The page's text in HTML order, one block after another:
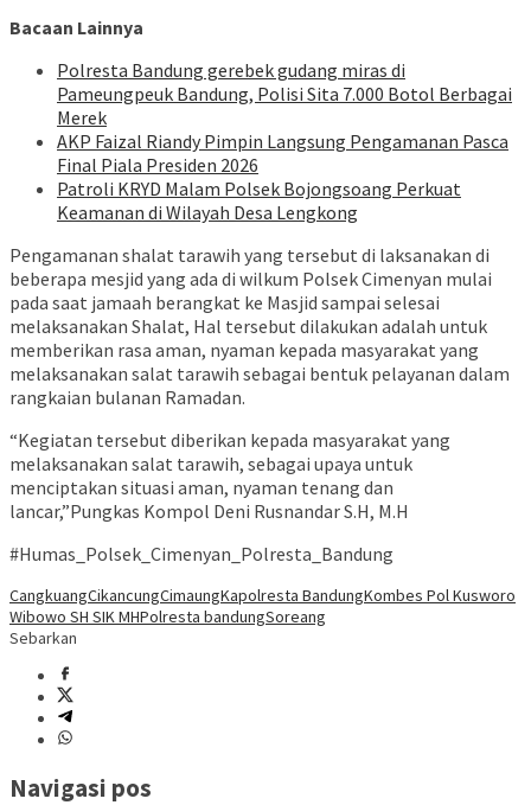
Bacaan Lainnya
Polresta Bandung gerebek gudang miras di
Pameungpeuk Bandung, Polisi Sita 7.000 Botol Berbagai
Merek
AKP Faizal Riandy Pimpin Langsung Pengamanan Pasca
Final Piala Presiden 2026
Patroli KRYD Malam Polsek Bojongsoang Perkuat
Keamanan di Wilayah Desa Lengkong
Pengamanan shalat tarawih yang tersebut di laksanakan di
beberapa mesjid yang ada di wilkum Polsek Cimenyan mulai
pada saat jamaah berangkat ke Masjid sampai selesai
melaksanakan Shalat, Hal tersebut dilakukan adalah untuk
memberikan rasa aman, nyaman kepada masyarakat yang
melaksanakan salat tarawih sebagai bentuk pelayanan dalam
rangkaian bulanan Ramadan.
“Kegiatan tersebut diberikan kepada masyarakat yang
melaksanakan salat tarawih, sebagai upaya untuk
menciptakan situasi aman, nyaman tenang dan
lancar,”Pungkas Kompol Deni Rusnandar S.H, M.H
#Humas_Polsek_Cimenyan_Polresta_Bandung
CangkuangCikancungCimaungKapolresta BandungKombes Pol Kusworo
Wibowo SH SIK MHPolresta bandungSoreang
Sebarkan
Navigasi pos